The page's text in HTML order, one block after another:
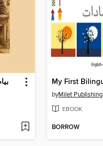
byMilet Publishing
EBOOK
BORROW